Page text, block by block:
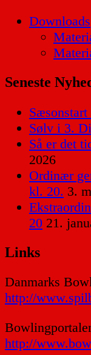
Downloads
Seneste
Sølv i 3.
Så er det
2026
Ordinær
kl. 20. 3.
20 21.
Links
Danmarks
http://
http://